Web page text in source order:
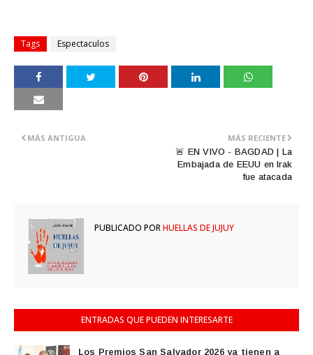
Tags Espectaculos
MÁS RECIENTE
🚨 EN VIVO - BAGDAD | La
Embajada de EEUU en Irak
fue atacada
MÁS ANTIGUA
PUBLICADO PORHUELLAS DE JUJUY
ENTRADAS QUE PUEDEN INTERESARTE
Los Premios San Salvador 2026 ya tienen a